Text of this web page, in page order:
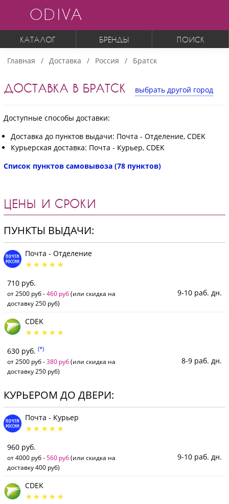
ODIVA
КАТАЛОГ БРЕНДЫ ПОИСК
Главная Доставка Россия Братск
ДОСТАВКА В БРАТСК выбрать другой город
Доступные способы доставки:
Доставка до пунктов выдачи: Почта - Отделение, CDEK
Курьерская доставка: Почта - Курьер, CDEK
Список пунктов самовывоза (78 пунктов)
ЦЕНЫ И СРОКИ
ПУНКТЫ ВЫДАЧИ:
Почта - Отделение
710 руб.
от 2500 руб -460 руб(или скидка на
доставку 250 руб)
9-10 раб. дн.
CDEK
630 руб. (*)
от 2500 руб -380 руб(или скидка на
доставку 250 руб)
8-9 раб. дн.
КУРЬЕРОМ ДО ДВЕРИ:
Почта - Курьер
960 руб.
от 4000 руб -560 руб(или скидка на
доставку 400 руб)
9-10 раб. дн.
CDEK